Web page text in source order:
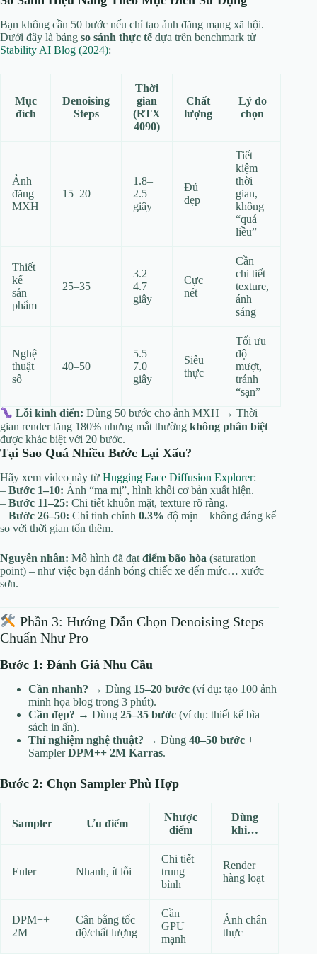
Bạn không cần 50 bước nếu chỉ tạo ảnh đăng mạng xã hội.
Dưới đây là bảng so sánh thực tếdựa trên benchmark từ
Stability AI Blog (2024):
Mục
đích
Denoising
Steps
Thời
gian
(RTX
4090)
Chất
lượng
Lý do
chọn
Ảnh
đăng
MXH
15–20
1.8–
2.5
giây
Đủ
đẹp
Tiết
kiệm
thời
gian,
không
“quá
liều”
Thiết
kế
sản
phẩm
25–35
3.2–
4.7
giây
Cực
nét
Cần
chi tiết
texture,
ánh
sáng
Nghệ
thuật
số
40–50
5.5–
7.0
giây
Siêu
thực
Tối ưu
độ
mượt,
tránh
“sạn”
Lỗi kinh điển: Dùng 50 bước cho ảnh MXH → Thời
gian render tăng 180% nhưng mắt thường không phân biệt
được khác biệt với 20 bước.
Tại Sao Quá Nhiều Bước Lại Xấu?
Hãy xem video này từ Hugging Face Diffusion Explorer:
– Bước 1–10: Ảnh “ma mị”, hình khối cơ bản xuất hiện.
– Bước 11–25: Chi tiết khuôn mặt, texture rõ ràng.
– Bước 26–50: Chỉ tinh chỉnh 0.3% độ mịn – không đáng kể
so với thời gian tốn thêm.
Nguyên nhân: Mô hình đã đạt điểm bão hòa (saturation
point) – như việc bạn đánh bóng chiếc xe đến mức… xước
sơn.
Phần 3: Hướng Dẫn Chọn Denoising Steps
Chuẩn Như Pro
Bước 1: Đánh Giá Nhu Cầu
Cần nhanh? → Dùng 15–20 bước (ví dụ: tạo 100 ảnh
minh họa blog trong 3 phút).
Cần đẹp? → Dùng 25–35 bước (ví dụ: thiết kế bìa
sách in ấn).
Thí nghiệm nghệ thuật? → Dùng 40–50 bước +
SamplerDPM++ 2M Karras.
Bước 2: Chọn Sampler Phù Hợp
Sampler Ưu điểm
Nhược
điểm
Dùng
khi…
Euler Nhanh, ít lỗi
Chi tiết
trung
bình
Render
hàng loạt
DPM++
2M
Cân bằng tốc
độ/chất lượng
Cần
GPU
mạnh
Ảnh chân
thực